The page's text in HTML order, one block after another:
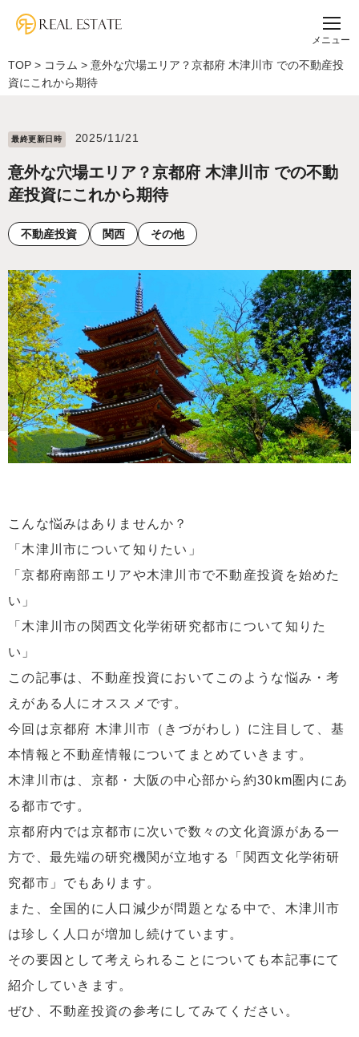
メニュー
TOP > コラム > 意外な穴場エリア？京都府 木津川市 での不動産投
資にこれから期待
最終更新⽇時 2025/11/21
意外な穴場エリア？京都府 木津川市 での不動
産投資にこれから期待
不動産投資 関西 その他
こんな悩みはありませんか？
「木津川市について知りたい」
「京都府南部エリアや木津川市で不動産投資を始めた
い」
「木津川市の関西文化学術研究都市について知りた
い」
この記事は、不動産投資においてこのような悩み・考
えがある人にオススメです。
今回は京都府 木津川市（きづがわし）に注目して、基
本情報と不動産情報についてまとめていきます。
木津川市は、京都・大阪の中心部から約30km圏内にあ
る都市です。
京都府内では京都市に次いで数々の文化資源がある一
方で、最先端の研究機関が立地する「関西文化学術研
究都市」でもあります。
また、全国的に人口減少が問題となる中で、木津川市
は珍しく人口が増加し続けています。
その要因として考えられることについても本記事にて
紹介していきます。
ぜひ、不動産投資の参考にしてみてください。